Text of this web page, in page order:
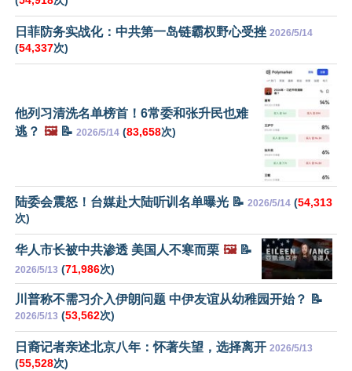
日菲防务实战化：中共第一岛链霸权野心受挫 2026/5/14
(54,337次)
他列习清洗名单榜首！6常委和张升民也难
逃？ 🖼️📝 2026/5/14 (83,658次)
陆委会震怒！台媒赴大陆听训名单曝光 📝 2026/5/14 (54,313
次)
华人市长被中共渗透 美国人不寒而栗 🖼️📝
2026/5/13 (71,986次)
川普称不需习介入伊朗问题 中伊友谊从幼稚园开始？ 📝
2026/5/13 (53,562次)
日裔记者亲述北京八年：怀著失望，选择离开 2026/5/13
(55,528次)